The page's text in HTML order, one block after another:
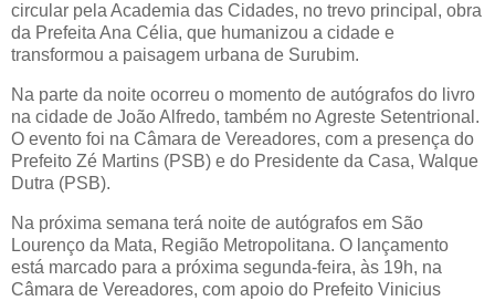
circular pela Academia das Cidades, no trevo principal, obra
da Prefeita Ana Célia, que humanizou a cidade e
transformou a paisagem urbana de Surubim.
Na parte da noite ocorreu o momento de autógrafos do livro
na cidade de João Alfredo, também no Agreste Setentrional.
O evento foi na Câmara de Vereadores, com a presença do
Prefeito Zé Martins (PSB) e do Presidente da Casa, Walque
Dutra (PSB).
Na próxima semana terá noite de autógrafos em São
Lourenço da Mata, Região Metropolitana. O lançamento
está marcado para a próxima segunda-feira, às 19h, na
Câmara de Vereadores, com apoio do Prefeito Vinicius